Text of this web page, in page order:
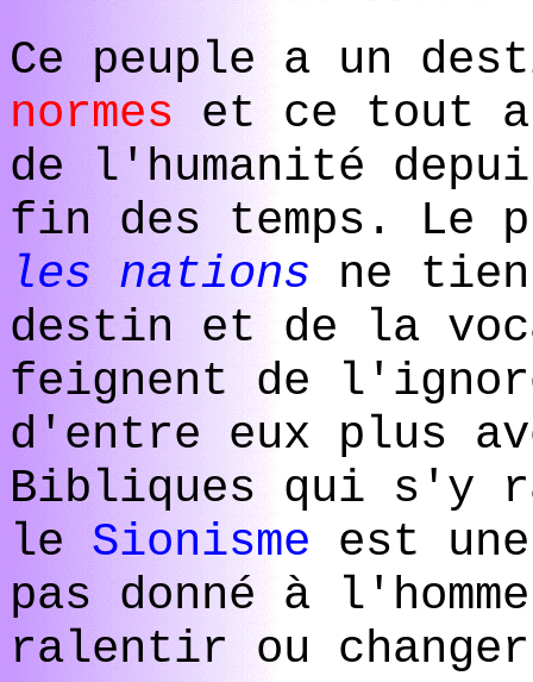
Ce peuple a un
normes et ce tout
de l'humanité
fin des temps. Le
les nations ne
destin et de la
feignent de
d'entre eux plus
Bibliques qui s'y
le Sionisme est
pas donné à
ralentir ou